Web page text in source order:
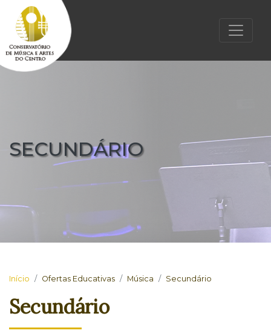
SECUNDÁRIO
Início Ofertas Educativas Música Secundário
Secundário